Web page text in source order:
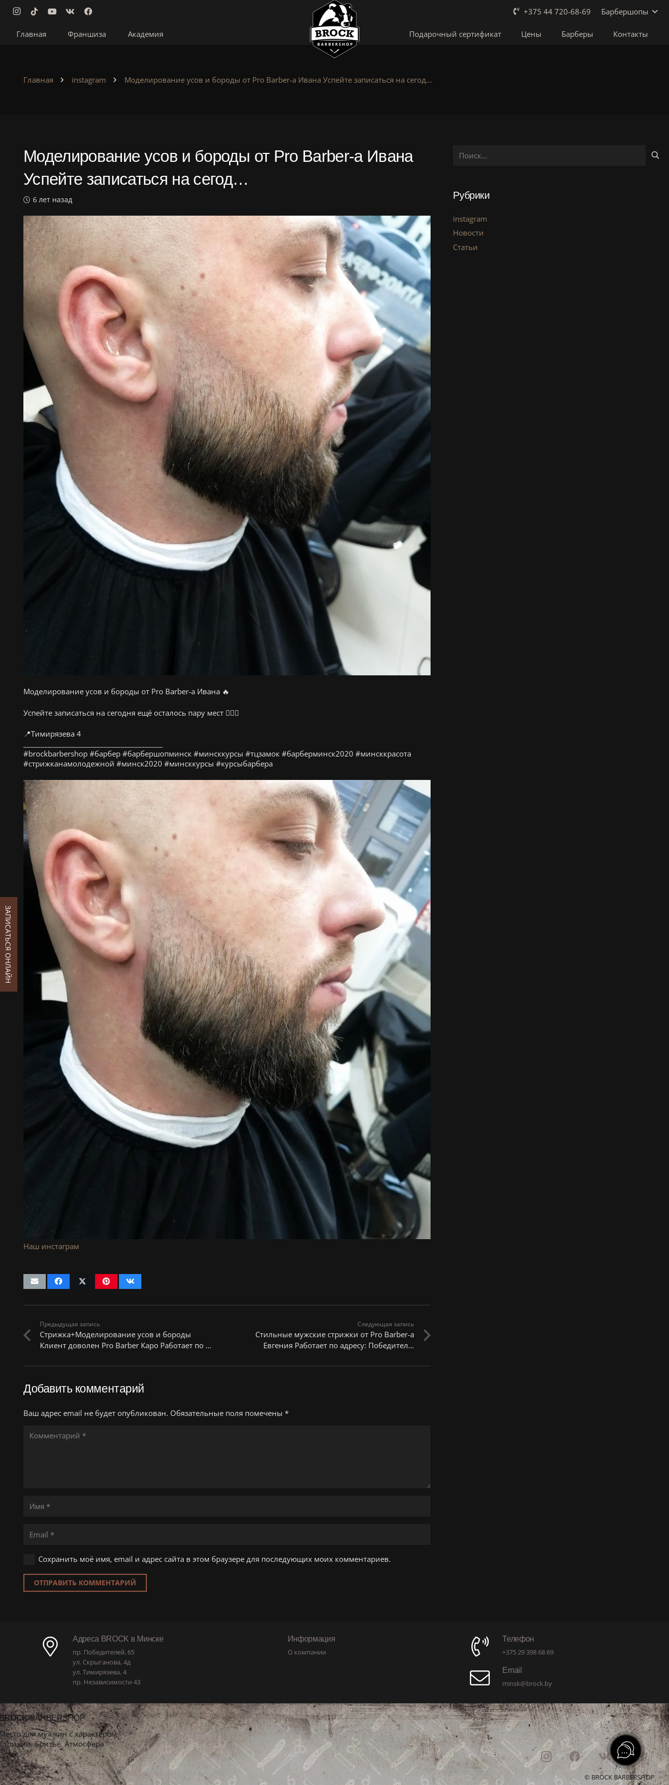
+375 44 720-68-69 Барбершопы
Главная Франшиза Академия Подарочный сертификат Цены Барберы Контакты
Главная instagram Моделирование усов и бороды от Pro Barber-а Ивана Успейте записаться на сегод…
Моделирование усов и бороды от Pro Barber-а Ивана
Успейте записаться на сегод…
6 лет назад
Моделирование усов и бороды от Pro Barber-а Ивана 🔥
Успейте записаться на сегодня ещё осталось пару мест 👍🏻😉
📍Тимирязева 4
#brockbarbershop #барбер #барбершопминск #минсккурсы #тцзамок #барберминск2020 #минсккрасота
#стрижканамолодежной #минск2020 #минсккурсы #курсыбарбера
Наш инстаграм
Предыдущая запись
Стрижка+Моделирование усов и бороды
Клиент доволен Pro Barber Каро Работает по …
Следующая запись
Стильные мужские стрижки от Pro Barber-а
Евгения Работает по адресу: Победител…
Добавить комментарий
Ваш адрес email не будет опубликован. Обязательные поля помечены *
Сохранить моё имя, email и адрес сайта в этом браузере для последующих моих комментариев.
ОТПРАВИТЬ КОММЕНТАРИЙ
Рубрики
instagram
Новости
Статьи
Адреса BROCK в Минске
пр. Победителей, 65
ул. Скрыганова, 4д
ул. Тимирязева, 4
пр. Независимости 43
Информация
О компании
Телефон
+375 29 398 68 69
Email
minsk@brock.by
ЗАПИСАТЬСЯ ОНЛАЙН
BARBERSHOP
для мужчин с характером
Бритьё. Атмосфера.
© BROCK BARBERSHOP